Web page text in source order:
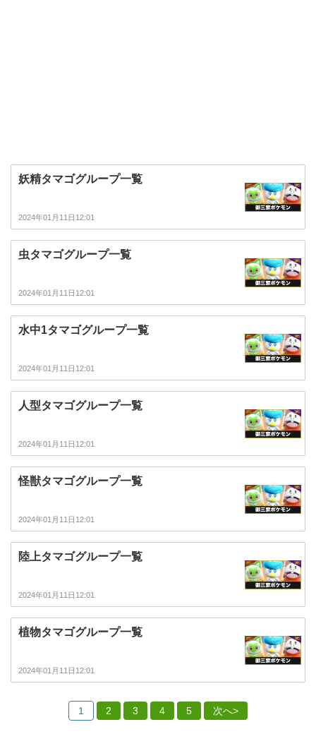
妖精タマゴグループ一覧
2024年01月11日12:01
虫タマゴグループ一覧
2024年01月11日12:01
水中1タマゴグループ一覧
2024年01月11日12:01
人型タマゴグループ一覧
2024年01月11日12:01
怪獣タマゴグループ一覧
2024年01月11日12:01
陸上タマゴグループ一覧
2024年01月11日12:01
植物タマゴグループ一覧
2024年01月11日12:01
1 2 3 4 5 次へ>